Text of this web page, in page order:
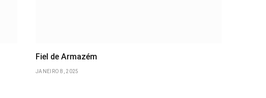
Fiel de Armazém
JANEIRO 8, 2025